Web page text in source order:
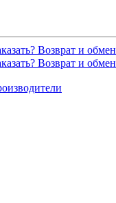
Возврат и обмен
Возврат и обмен